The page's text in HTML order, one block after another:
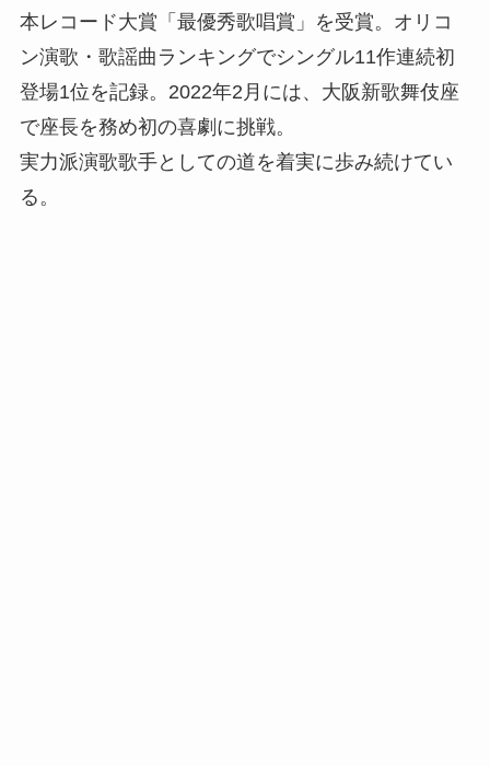
本レコード大賞「最優秀歌唱賞」を受賞。オリコ
ン演歌・歌謡曲ランキングでシングル11作連続初
登場1位を記録。2022年2月には、大阪新歌舞伎座
で座長を務め初の喜劇に挑戦。
実力派演歌歌手としての道を着実に歩み続けてい
る。